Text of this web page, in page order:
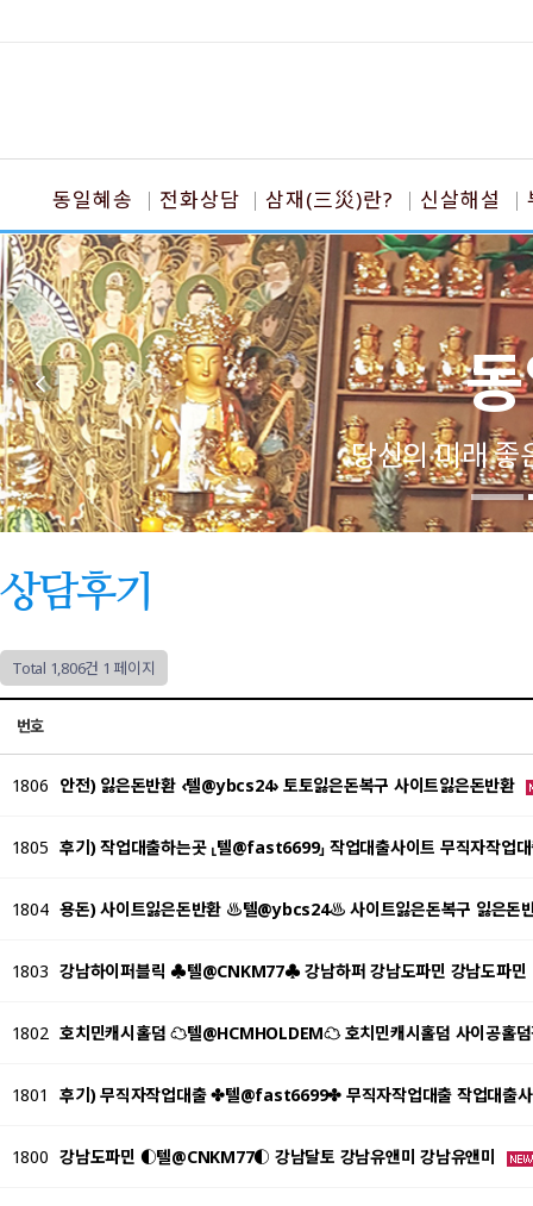
동일혜송 전화상담 삼재(三災)란? 신살해설
당신의 미래 좋
상담후기
Total 1,806건 1 페이지
번호
1806 안전) 잃은돈반환 ‹텔@ybcs24› 토토잃은돈복구 사이트잃은돈반환
1805 후기) 작업대출하는곳 ⸤텔@fast6699⸥ 작업대출사이트 무직자작업
1804 용돈) 사이트잃은돈반환 ♨텔@ybcs24♨ 사이트잃은돈복구 잃은돈
1803 강남하이퍼블릭 ♣텔@CNKM77♣ 강남하퍼 강남도파민 강남도파민
1802 호치민캐시홀덤 ☁텔@HCMHOLDEM☁ 호치민캐시홀덤 사이공홀
1801 후기) 무직자작업대출 ✤텔@fast6699✤ 무직자작업대출 작업대출
1800 강남도파민 ◐텔@CNKM77◐ 강남달토 강남유앤미 강남유앤미